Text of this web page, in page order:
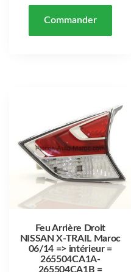
Commander
Feu Arrière Droit
NISSAN X-TRAIL Maroc
06/14 => intérieur =
265504CA1A-
265504CA1B =